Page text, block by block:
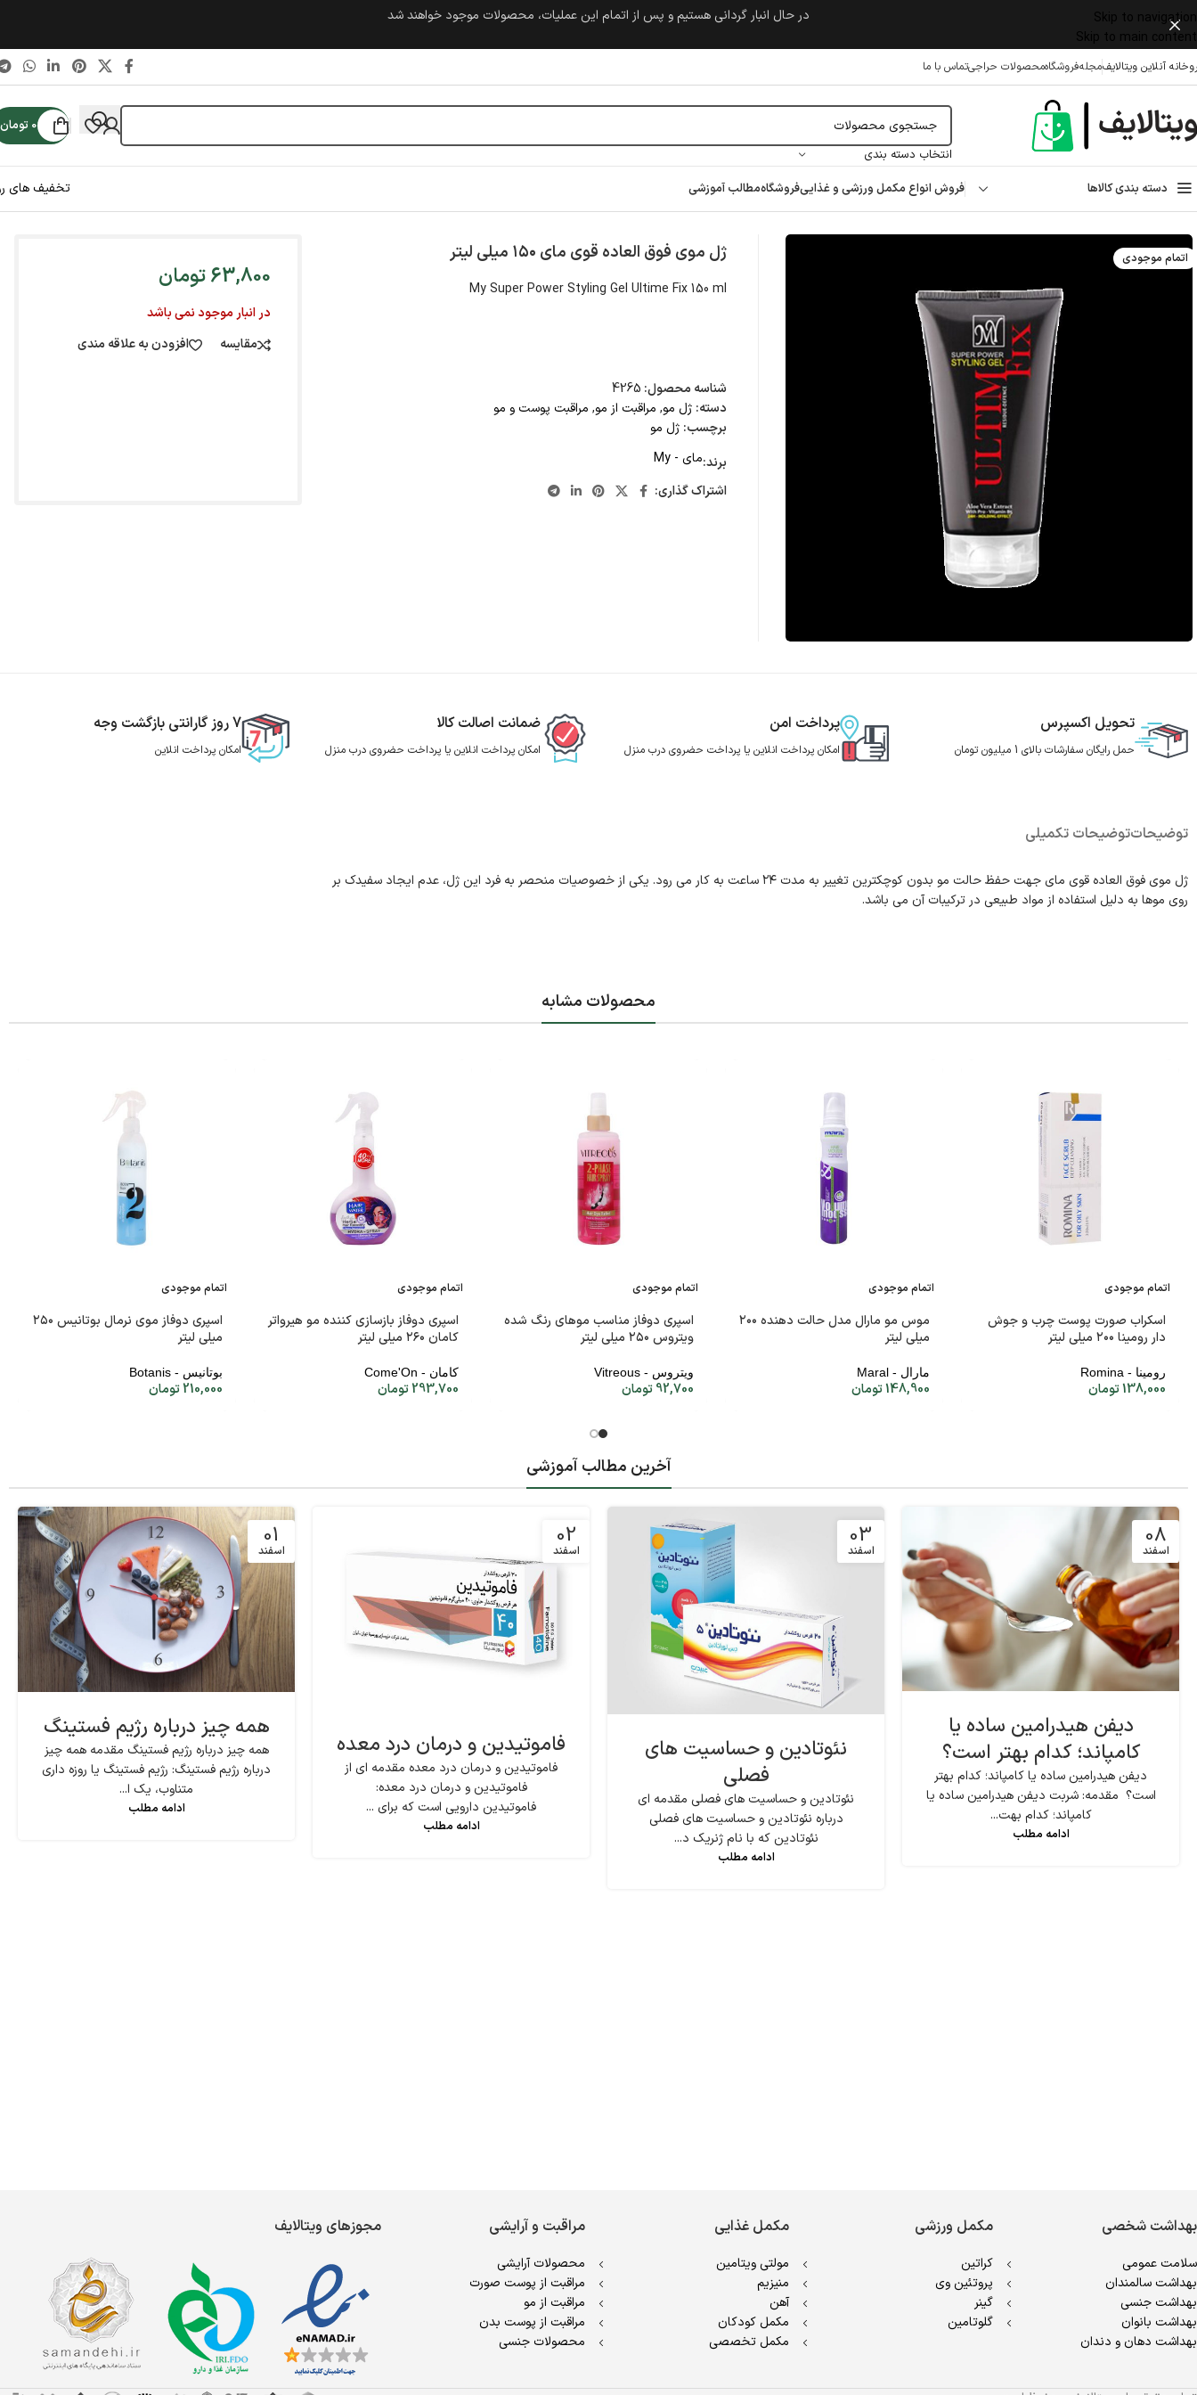
Skip to navigation
Skip to main content
در حال انبار گردانی هستیم و پس از اتمام این عملیات، محصولات موجود خواهند شد
آنلاین ویتالایفمجلهفروشگاهمحصولات حراجیتماس با ما
انتخاب دسته بندی
0 تومان
دسته بندی کالاها فروش انواع مکمل ورزشی و غذاییفروشگاهمطالب آموزشی
تخفیف های
اتمام موجودی ژل موی فوق العاده قوی مای ۱۵۰ میلی لیتر
My Super Power Styling Gel Ultime Fix 150 ml
شناسه محصول: 4265
دسته: ژل مو, مراقبت از مو, مراقبت پوست و مو
برچسب: ژل مو
برند:مای - My
اشتراک گذاری:
63,800تومان
در انبار موجود نمی باشد
مقایسه
افزودن به علاقه مندی
تحویل اکسپرس
حمل رایگان سفارشات بالای 1 میلیون تومان
پرداخت امن
امکان پرداخت انلاین یا پرداخت حضروی درب منزل
ضمانت اصالت کالا
امکان پرداخت انلاین یا پرداخت حضروی درب منزل
7 روز گارانتی بازگشت وجه
امکان پرداخت انلاین
توضیحاتتوضیحات تکمیلی
ژل موی فوق العاده قوی مای جهت حفظ حالت مو بدون کوچکترین تغییر به مدت ۲۴ ساعت به کار می رود. یکی از خصوصیات منحصر به فرد این ژل، عدم ایجاد سفیدک بر
روی موها به دلیل استفاده از مواد طبیعی در ترکیبات آن می باشد.
محصولات مشابه
اتمام موجودی
اسکراب صورت پوست چرب و جوش
دار رومینا ۲۰۰ میلی لیتر
رومینا - Romina
138,000تومان
اتمام موجودی
موس مو مارال مدل حالت دهنده ۲۰۰
میلی لیتر
مارال - Maral
148,900تومان
اتمام موجودی
اسپری دوفاز مناسب موهای رنگ شده
ویتروس ۲۵۰ میلی لیتر
ویتروس - Vitreous
92,700تومان
اتمام موجودی
اسپری دوفاز بازسازی کننده مو هیرواتر
کامان ۲۶۰ میلی لیتر
کامان - Come'On
293,700 تومان
اتمام موجودی
اسپری دوفاز موی نرمال بوتانیس ۲۵۰
میلی لیتر
بوتانیس - Botanis
210,000تومان
آخرین مطالب آموزشی
08
اسفند
دیفن هیدرامین ساده یا
کامپاند؛ کدام بهتر است؟
دیفن هیدرامین ساده یا کامپاند؛ کدام بهتر
است؟ مقدمه: شربت دیفن هیدرامین ساده یا
کامپاند؛ کدام بهت...
ادامه مطلب
03
اسفند
نئوتادین و حساسیت های
فصلی
نئوتادین و حساسیت های فصلی مقدمه ای
درباره نئوتادین و حساسیت های فصلی
نئوتادین که با نام ژنریک د...
ادامه مطلب
02
اسفند
فاموتیدین و درمان درد معده
فاموتیدین و درمان درد معده مقدمه ای از
فاموتیدین و درمان درد معده:
فاموتیدین دارویی است که برای ...
ادامه مطلب
01
اسفند
همه چیز درباره رژیم فستینگ
همه چیز درباره رژیم فستینگ مقدمه همه چیز
درباره رژیم فستینگ: رژیم فستینگ یا روزه داری
متناوب، یک ا...
ادامه مطلب
بهداشت شخصی
سلامت عمومی
بهداشت سالمندان
بهداشت جنسی
بهداشت بانوان
بهداشت دهان و دندان
مکمل ورزشی
کراتین
پروتئین وی
گینر
گلوتامین
مکمل غذایی
مولتی ویتامین
منیزیم
آهن
مکمل کودکان
مکمل تخصصی
مراقبت و آرایشی
محصولات آرایشی
مراقبت از پوست صورت
مراقبت از مو
مراقبت از پوست بدن
محصولات جنسی
مجوزهای ویتالایف